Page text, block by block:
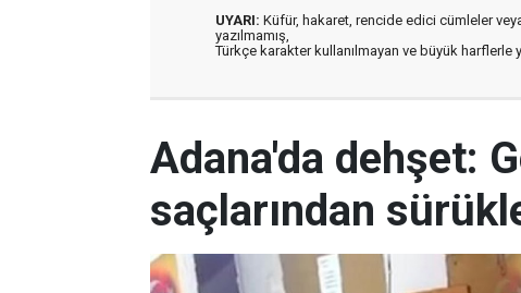
UYARI: Küfür, hakaret, rencide edici cümleler
yazılmamış,
Türkçe karakter kullanılmayan ve büyük harflerle
Adana'da dehşet:
saçlarından